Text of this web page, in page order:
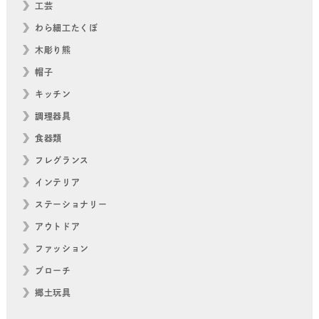
工芸
わら細工たくぼ
木彫り熊
帽子
キッチン
調理器具
食器類
フレグランス
インテリア
ステーショナリー
アウトドア
ファッション
ブローチ
郷土玩具